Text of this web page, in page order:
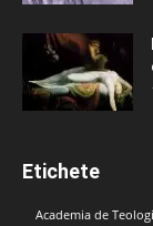
Etichete
Academia de